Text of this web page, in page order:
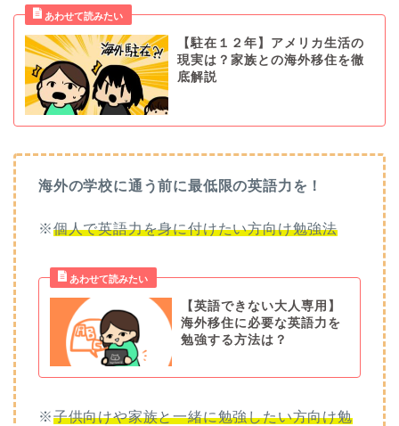
【駐在１２年】アメリカ生活の
現実は？家族との海外移住を徹
底解説
海外の学校に通う前に最低限の英語力を！
※個人で英語力を身に付けたい方向け勉強法
【英語できない大人専用】
海外移住に必要な英語力を
勉強する方法は？
※子供向けや家族と一緒に勉強したい方向け勉